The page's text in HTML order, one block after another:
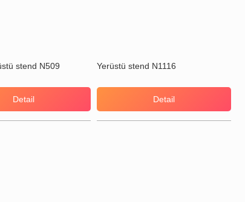
stend N509
Detail
Yerüstü stend N1116
Detail